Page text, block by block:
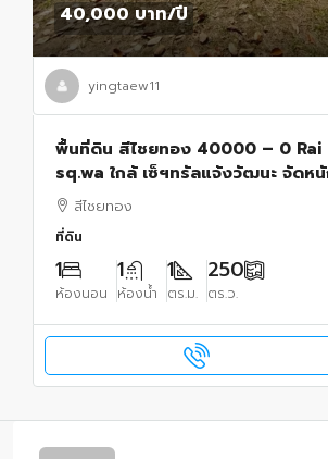
40,000 บาท/ปี
yingtaew11
พื้นที่ดิน สีไชยทอง 40000 – 0
sq.wa ใกล้ เซ็ฯทรัลแจ้งวัฒนะ จัดห
นนทบุรีสีไชยทอง
ที่ดิน
1
ห้องนอน
1
ห้องน้ำ
1
ตร.ม.
250
ตร.ว.